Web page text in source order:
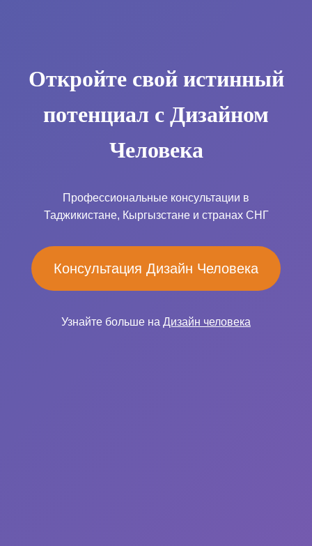
Откройте свой истинный
потенциал с Дизайном
Человека
Профессиональные консультации в
Таджикистане, Кыргызстане и странах СНГ
Консультация Дизайн Человека
Узнайте больше на Дизайн человека